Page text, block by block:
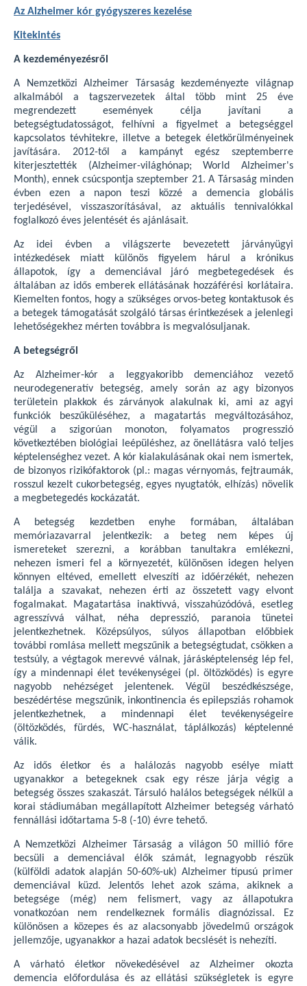
Az Alzheimer kór gyógyszeres kezelése
Kitekintés
A kezdeményezésről
A Nemzetközi Alzheimer Társaság kezdeményezte világnap
alkalmából a tagszervezetek által több mint 25 éve
megrendezett események célja javítani a
betegségtudatosságot, felhívni a figyelmet a betegséggel
kapcsolatos tévhitekre, illetve a betegek életkörülményeinek
javítására. 2012-től a kampányt egész szeptemberre
kiterjesztették (Alzheimer-világhónap; World Alzheimer's
Month), ennek csúcspontja szeptember 21. A Társaság minden
évben ezen a napon teszi közzé a demencia globális
terjedésével, visszaszorításával, az aktuális tennivalókkal
foglalkozó éves jelentését és ajánlásait.
Az idei évben a világszerte bevezetett járványügyi
intézkedések miatt különös figyelem hárul a krónikus
állapotok, így a demenciával járó megbetegedések és
általában az idős emberek ellátásának hozzáférési korlátaira.
Kiemelten fontos, hogy a szükséges orvos-beteg kontaktusok és
a betegek támogatását szolgáló társas érintkezések a jelenlegi
lehetőségekhez mérten továbbra is megvalósuljanak.
A betegségről
Az Alzheimer-kór a leggyakoribb demenciához vezető
neurodegeneratív betegség, amely során az agy bizonyos
területein plakkok és zárványok alakulnak ki, ami az agyi
funkciók beszűküléséhez, a magatartás megváltozásához,
végül a szigorúan monoton, folyamatos progresszió
következtében biológiai leépüléshez, az önellátásra való teljes
képtelenséghez vezet. A kór kialakulásának okai nem ismertek,
de bizonyos rizikófaktorok (pl.: magas vérnyomás, fejtraumák,
rosszul kezelt cukorbetegség, egyes nyugtatók, elhízás) növelik
a megbetegedés kockázatát.
A betegség kezdetben enyhe formában, általában
memóriazavarral jelentkezik: a beteg nem képes új
ismereteket szerezni, a korábban tanultakra emlékezni,
nehezen ismeri fel a környezetét, különösen idegen helyen
könnyen eltéved, emellett elveszíti az időérzékét, nehezen
találja a szavakat, nehezen érti az összetett vagy elvont
fogalmakat. Magatartása inaktívvá, visszahúzódóvá, esetleg
agresszívvá válhat, néha depresszió, paranoia tünetei
jelentkezhetnek. Középsúlyos, súlyos állapotban előbbiek
további romlása mellett megszűnik a betegségtudat, csökken a
testsúly, a végtagok merevvé válnak, járásképtelenség lép fel,
így a mindennapi élet tevékenységei (pl. öltözködés) is egyre
nagyobb nehézséget jelentenek. Végül beszédkészsége,
beszédértése megszűnik, inkontinencia és epilepsziás rohamok
jelentkezhetnek, a mindennapi élet tevékenységeire
(öltözködés, fürdés, WC-használat, táplálkozás) képtelenné
válik.
Az idős életkor és a halálozás nagyobb esélye miatt
ugyanakkor a betegeknek csak egy része járja végig a
betegség összes szakaszát. Társuló halálos betegségek nélkül a
korai stádiumában megállapított Alzheimer betegség várható
fennállási időtartama 5-8 (-10) évre tehető.
A Nemzetközi Alzheimer Társaság a világon 50 millió főre
becsüli a demenciával élők számát, legnagyobb részük
(külföldi adatok alapján 50-60%-uk) Alzheimer típusú primer
demenciával küzd. Jelentős lehet azok száma, akiknek a
betegsége (még) nem felismert, vagy az állapotukra
vonatkozóan nem rendelkeznek formális diagnózissal. Ez
különösen a közepes és az alacsonyabb jövedelmű országok
jellemzője, ugyanakkor a hazai adatok becslését is nehezíti.
A várható életkor növekedésével az Alzheimer okozta
demencia előfordulása és az ellátási szükségletek is egyre